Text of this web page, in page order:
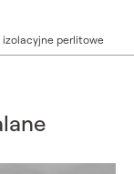
izolacyjne perlitowe